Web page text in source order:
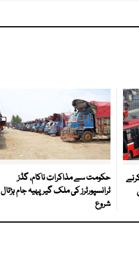
کرنے
حکومت سے مذاکرات ناکام، گڈز
ٹرانسپورٹرز کی ملک گیر پہیہ جام ہڑتال
شروع